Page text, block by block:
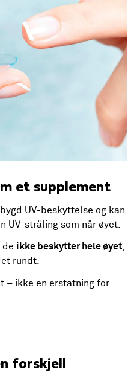
et supplement
UV-beskyttelse og kan
UV-stråling som når øyet.
de ikke beskytter hele øyet,
rundt.
– ikke en erstatning for
forskjell